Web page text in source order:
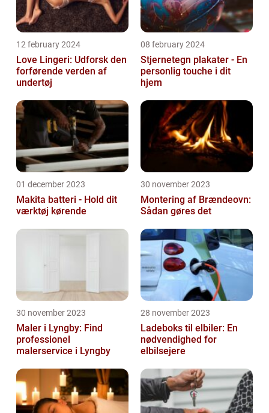
12 february 2024
Love Lingeri: Udforsk den
forførende verden af
undertøj
08 february 2024
Stjernetegn plakater - En
personlig touche i dit
hjem
01 december 2023
Makita batteri - Hold dit
værktøj kørende
30 november 2023
Montering af Brændeovn:
Sådan gøres det
30 november 2023
Maler i Lyngby: Find
professionel
malerservice i Lyngby
28 november 2023
Ladeboks til elbiler: En
nødvendighed for
elbilsejere